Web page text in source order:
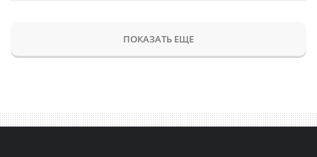
ПОКАЗАТЬ ЕЩЕ